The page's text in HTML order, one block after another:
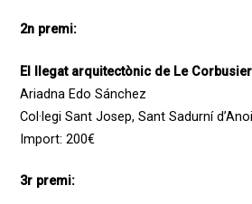
2n premi:
El llegat arquitectònic de Le Corbusier
Ariadna Edo Sánchez
Col·legi Sant Josep, Sant Sadurní
Import: 200€
3r premi: